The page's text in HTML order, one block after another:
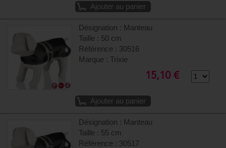
Ajouter au panier
Désignation : Manteau
Taille : 50 cm
Référence : 30516
Marque : Trixie
15,10 €
Ajouter au panier
Désignation : Manteau
Taille : 55 cm
Référence : 30517